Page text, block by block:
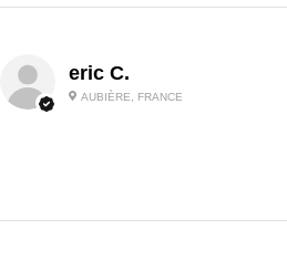
eric C.
AUBIÈRE, FRANCE